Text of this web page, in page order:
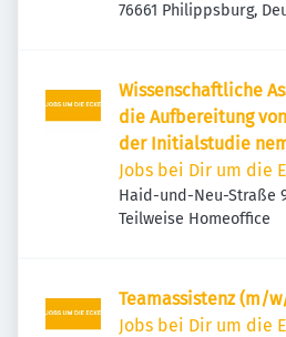
76661 Philippsburg,
Wissenschaftliche
die Aufbereitung
der Initialstudie
(Bachelor
Ökotrophologie)
Jobs bei Dir um die
Haid-und-Neu-Straße
Deutschland
Teilweise Homeoffice
Teamassistenz (m/
Jobs bei Dir um die